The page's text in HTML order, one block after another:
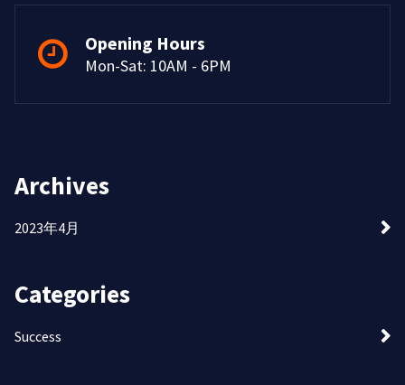
Opening Hours
Mon-Sat: 10AM - 6PM
Archives
2023年4月
Categories
Success